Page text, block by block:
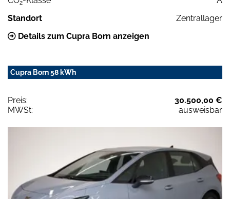
2
Standort
Zentrallager
Details zum Cupra Born anzeigen
Cupra Born 58 kWh
Preis:
30.500,00 €
MWSt:
ausweisbar